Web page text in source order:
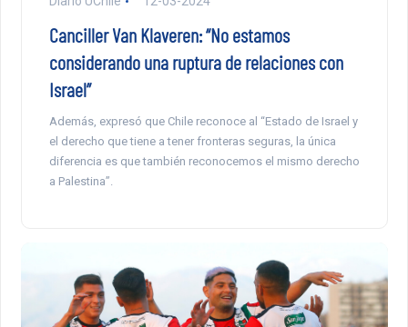
Canciller Van Klaveren: “No estamos
considerando una ruptura de relaciones con
Israel”
Además, expresó que Chile reconoce al “Estado de Israel y
el derecho que tiene a tener fronteras seguras, la única
diferencia es que también reconocemos el mismo derecho
a Palestina”.